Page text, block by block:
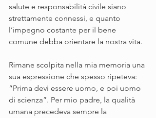
salute e responsabilità civile siano
strettamente connessi, e quanto
l’impegno costante per il bene
comune debba orientare la nostra vita.
Rimane scolpita nella mia memoria una
sua espressione che spesso ripeteva:
“Prima devi essere uomo, e poi uomo
di scienza”. Per mio padre, la qualità
umana precedeva sempre la